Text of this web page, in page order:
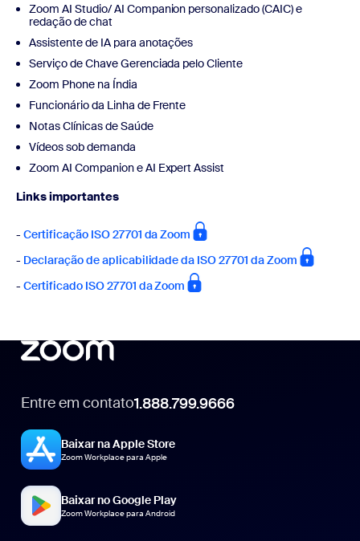
Zoom AI Studio/ AI Companion personalizado (CAIC) e
redação de chat
Assistente de IA para anotações
Serviço de Chave Gerenciada pelo Cliente
Zoom Phone na Índia
Funcionário da Linha de Frente
Notas Clínicas de Saúde
Vídeos sob demanda
Zoom AI Companion e AI Expert Assist
Links importantes
- Certificação ISO 27701 da Zoom
- Declaração de aplicabilidade da ISO 27701 da Zoom
- Certificado ISO 27701 da Zoom
Entre em contato1.888.799.9666
Baixar na Apple Store
Zoom Workplace para Apple
Baixar no Google Play
Zoom Workplace para Android